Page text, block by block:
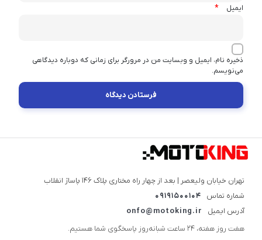
ایمیل *
ذخیره نام، ایمیل و وبسایت من در مرورگر برای زمانی که دوباره دیدگاهی
می‌نویسم.
تهران خیابان ولیعصر | بعد از چهار راه مختاری پلاک ۱۴۶ پاساژ انقلاب
شماره تماس
09191500104
آدرس ایمیل
onfo@motoking.ir
هفت روز هفته، ۲۴ ساعت شبانه‌روز پاسخگوی شما هستیم.